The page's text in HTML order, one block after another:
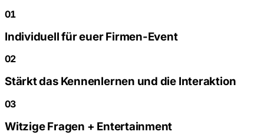
01
Individuell für euer Firmen-Event
02
Stärkt das Kennenlernen und die Interaktion
03
Witzige Fragen + Entertainment